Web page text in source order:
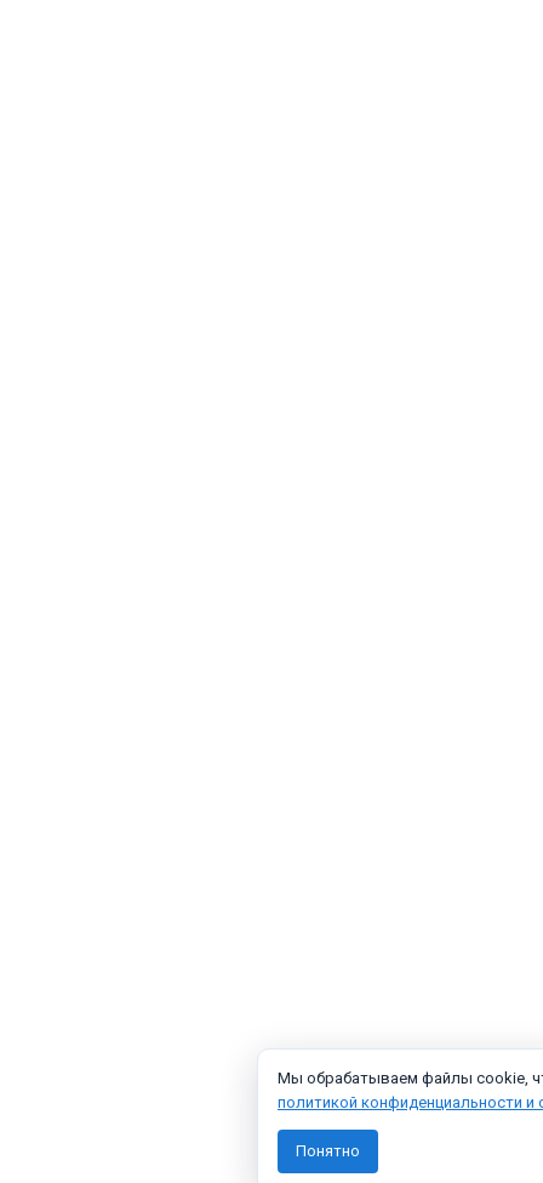
Мы обрабатываем файлы cookie,
политикой конфиденциальности
Понятно